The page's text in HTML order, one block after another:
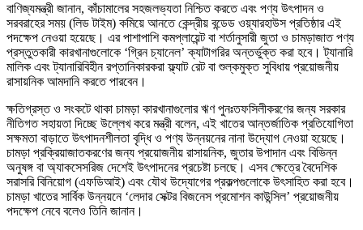
বাণিজ্যমন্ত্রী জানান, কাঁচামালের সহজলভ্যতা নিশ্চিত করতে এবং পণ্য উৎপাদন ও
সরবরাহের সময় (লিড টাইম) কমিয়ে আনতে কেন্দ্রীয় বন্ডেড ওয়্যারহাউস প্রতিষ্ঠার এই
পদক্ষেপ নেওয়া হয়েছে। এর পাশাপাশি কমপ্লায়েন্ট বা শর্তানুসারী জুতা ও চামড়াজাত পণ্য
প্রস্তুতকারী কারখানাগুলোকে ‘গ্রিন চ্যানেল’ ক্যাটাগরির অন্তর্ভুক্ত করা হবে। ট্যানারি
মালিক এবং ট্যানারিবিহীন রপ্তানিকারকরা ফ্ল্যাট রেট বা শুল্কমুক্ত সুবিধায় প্রয়োজনীয়
রাসায়নিক আমদানি করতে পারবেন।
ক্ষতিগ্রস্ত ও সংকটে থাকা চামড়া কারখানাগুলোর ঋণ পুনঃতফসিলীকরণের জন্য সরকার
নীতিগত সহায়তা দিচ্ছে উল্লেখ করে মন্ত্রী বলেন, এই খাতের আন্তর্জাতিক প্রতিযোগিতা
সক্ষমতা বাড়াতে উৎপাদনশীলতা বৃদ্ধি ও পণ্য উন্নয়নের নানা উদ্যোগ নেওয়া হয়েছে।
চামড়া প্রক্রিয়াজাতকরণের জন্য প্রয়োজনীয় রাসায়নিক, জুতার উপাদান এবং বিভিন্ন
অনুষঙ্গ বা অ্যাকসেসরিজ দেশেই উৎপাদনের প্রচেষ্টা চলছে। এসব ক্ষেত্রে বৈদেশিক
সরাসরি বিনিয়োগ (এফডিআই) এবং যৌথ উদ্যোগের প্রকল্পগুলোকে উৎসাহিত করা হবে।
চামড়া খাতের সার্বিক উন্নয়নে ‘লেদার সেক্টর বিজনেস প্রমোশন কাউন্সিল’ প্রয়োজনীয়
পদক্ষেপ নেবে বলেও তিনি জানান।